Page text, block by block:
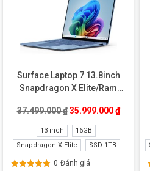
Surface Laptop 7 13.8inch
Snapdragon X Elite/Ram
37.499.000₫ Giá gốc là:
35.999.000₫Giá
13 inch
16GB
Snapdragon X Elite
SSD 1TB
0 Đánh giá